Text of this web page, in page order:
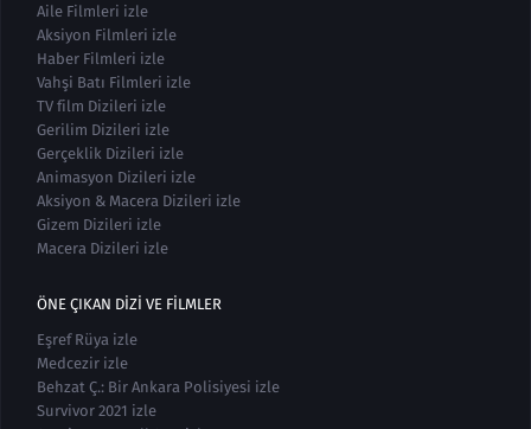
Aile Filmleri izle
Aksiyon Filmleri izle
Haber Filmleri izle
Vahşi Batı Filmleri izle
TV film Dizileri izle
Gerilim Dizileri izle
Gerçeklik Dizileri izle
Animasyon Dizileri izle
Aksiyon & Macera Dizileri izle
Gizem Dizileri izle
Macera Dizileri izle
ÖNE ÇIKAN DIZI VE FILMLER
Eşref Rüya izle
Medcezir izle
Behzat Ç.: Bir Ankara Polisiyesi izle
Survivor 2021 izle